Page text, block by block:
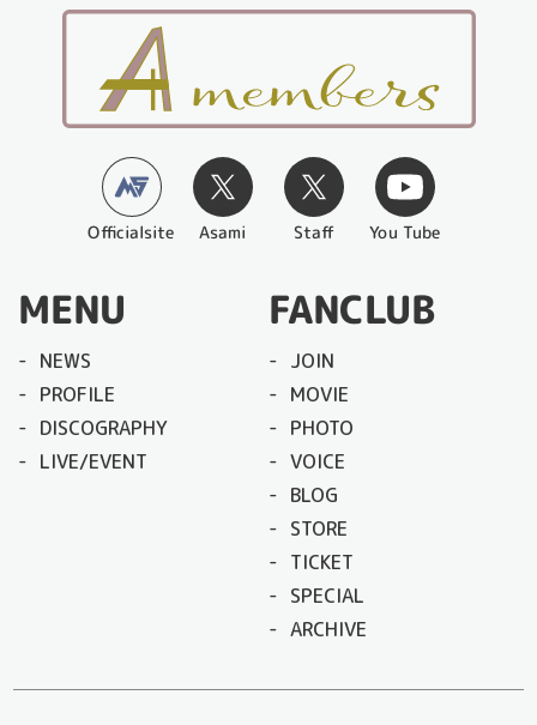
Officialsite Asami Staff You Tube
MENU
NEWS
PROFILE
DISCOGRAPHY
LIVE/EVENT
FANCLUB
JOIN
MOVIE
PHOTO
VOICE
BLOG
STORE
TICKET
SPECIAL
ARCHIVE